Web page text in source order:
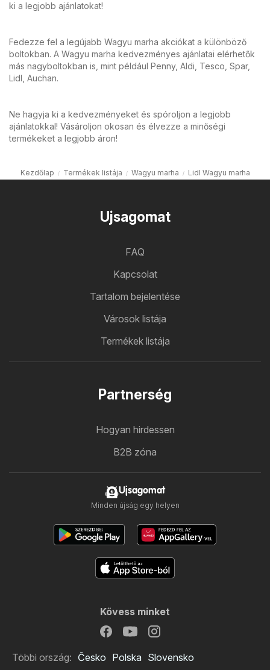
ki a legjobb ajánlatokat!
Fedezze fel a legújabb Wagyu marha akciókat a különböző
boltokban. A Wagyu marha kedvezményes ajánlatai elérhetők
más nagyboltokban is, mint például Penny, Aldi, Tesco, Spar,
Lidl, Auchan.
Ne hagyja ki a kedvezményeket és spóroljon a legjobb
ajánlatokkal! Vásároljon okosan és élvezze a minőségi
termékeket a legjobb áron!
Kezdőlap Termékek listája Wagyu marha Lidl Wagyu marha
Ujsagomat
FAQ
Kapcsolat
Tartalom bejelentése
Városok listája
Termékek listája
Partnerség
Hogyan hirdessen
B2B zóna
Ujsagomat
Minden újság egy helyen
Kövess minket
Többi ország: Česko Polska Slovensko